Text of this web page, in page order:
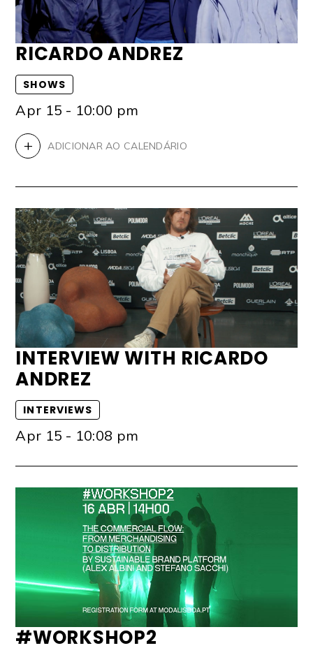
RICARDO ANDREZ
SHOWS
Apr 15 - 10:00 pm
+ ADICIONAR AO CALENDÁRIO
INTERVIEW WITH RICARDO
ANDREZ
INTERVIEWS
Apr 15 - 10:08 pm
#WORKSHOP2